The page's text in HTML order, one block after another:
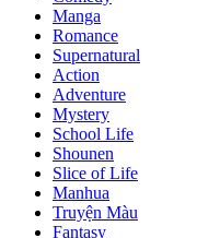
Manga
Romance
Supernatural
Action
Adventure
Mystery
School Life
Shounen
Slice of Life
Manhua
Truyện Màu
Fantasy